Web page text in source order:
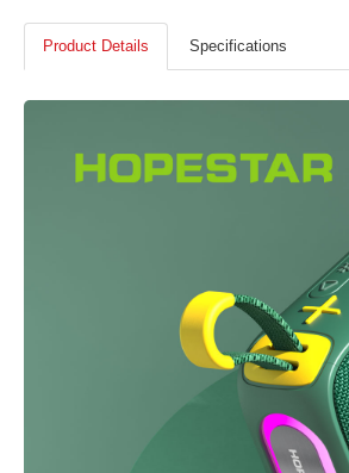
Product Details Specifications